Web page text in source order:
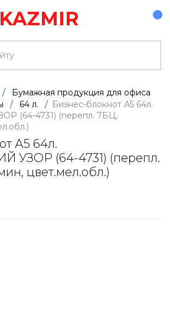
KAZMIR
/
Бумажная продукция для офиса
/ 64 л. / Бизнес-блокнот А5 64л.
(64-4731) (перепл. 7БЦ,
А5 64л.
УЗОР (64-4731) (перепл.
цвет.мел.обл.)